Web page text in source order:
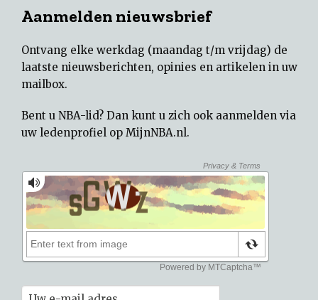
Aanmelden nieuwsbrief
Ontvang elke werkdag (maandag t/m vrijdag) de
laatste nieuwsberichten, opinies en artikelen in uw
mailbox.
Bent u NBA-lid? Dan kunt u zich ook aanmelden via
uw ledenprofiel op MijnNBA.nl.